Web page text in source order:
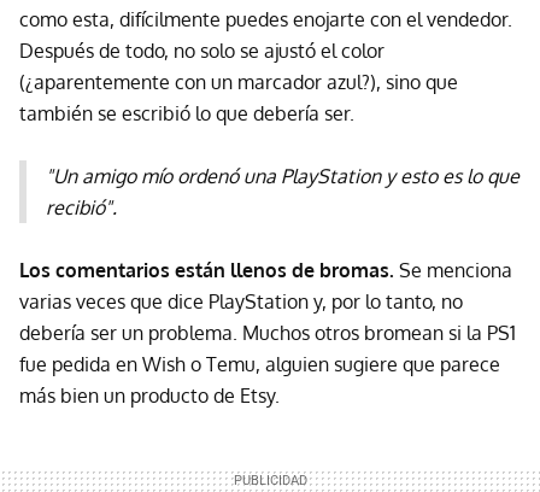
como esta, difícilmente puedes enojarte con el vendedor.
Después de todo, no solo se ajustó el color
(¿aparentemente con un marcador azul?), sino que
también se escribió lo que debería ser.
"Un amigo mío ordenó una PlayStation y esto es lo que
recibió".
Los comentarios están llenos de bromas. Se menciona
varias veces que dice PlayStation y, por lo tanto, no
debería ser un problema. Muchos otros bromean si la PS1
fue pedida en Wish o Temu, alguien sugiere que parece
más bien un producto de Etsy.